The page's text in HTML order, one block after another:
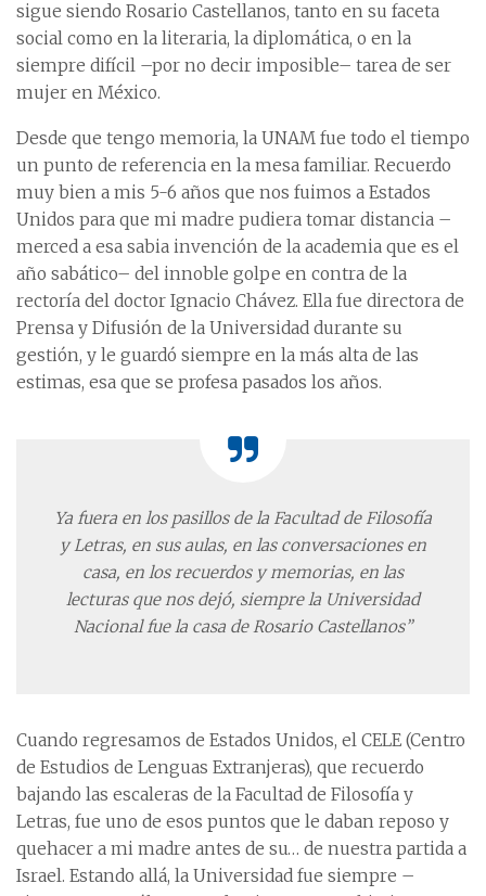
sigue siendo Rosario Castellanos, tanto en su faceta
social como en la literaria, la diplomática, o en la
siempre difícil –por no decir imposible– tarea de ser
mujer en México.
Desde que tengo memoria, la UNAM fue todo el tiempo
un punto de referencia en la mesa familiar. Recuerdo
muy bien a mis 5-6 años que nos fuimos a Estados
Unidos para que mi madre pudiera tomar distancia –
merced a esa sabia invención de la academia que es el
año sabático– del innoble golpe en contra de la
rectoría del doctor Ignacio Chávez. Ella fue directora de
Prensa y Difusión de la Universidad durante su
gestión, y le guardó siempre en la más alta de las
estimas, esa que se profesa pasados los años.
Ya fuera en los pasillos de la Facultad de Filosofía
y Letras, en sus aulas, en las conversaciones en
casa, en los recuerdos y memorias, en las
lecturas que nos dejó, siempre la Universidad
Nacionalfue la casa de Rosario Castellanos”
Cuando regresamos de Estados Unidos, el CELE (Centro
de Estudios de Lenguas Extranjeras), que recuerdo
bajando las escaleras de la Facultad de Filosofía y
Letras, fue uno de esos puntos que le daban reposo y
quehacer a mi madre antes de su… de nuestra partida a
Israel. Estando allá, la Universidad fue siempre –